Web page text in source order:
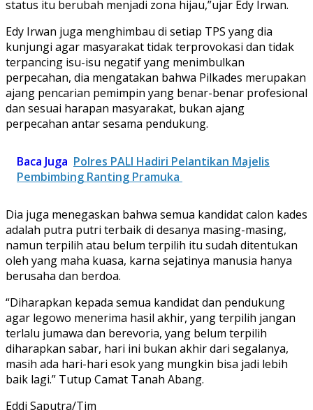
status itu berubah menjadi zona hijau,”ujar Edy Irwan.
Edy Irwan juga menghimbau di setiap TPS yang dia
kunjungi agar masyarakat tidak terprovokasi dan tidak
terpancing isu-isu negatif yang menimbulkan
perpecahan, dia mengatakan bahwa Pilkades merupakan
ajang pencarian pemimpin yang benar-benar profesional
dan sesuai harapan masyarakat, bukan ajang
perpecahan antar sesama pendukung.
Baca Juga Polres PALI Hadiri Pelantikan Majelis
Pembimbing Ranting Pramuka
Dia juga menegaskan bahwa semua kandidat calon kades
adalah putra putri terbaik di desanya masing-masing,
namun terpilih atau belum terpilih itu sudah ditentukan
oleh yang maha kuasa, karna sejatinya manusia hanya
berusaha dan berdoa.
“Diharapkan kepada semua kandidat dan pendukung
agar legowo menerima hasil akhir, yang terpilih jangan
terlalu jumawa dan berevoria, yang belum terpilih
diharapkan sabar, hari ini bukan akhir dari segalanya,
masih ada hari-hari esok yang mungkin bisa jadi lebih
baik lagi.” Tutup Camat Tanah Abang.
Eddi Saputra/Tim